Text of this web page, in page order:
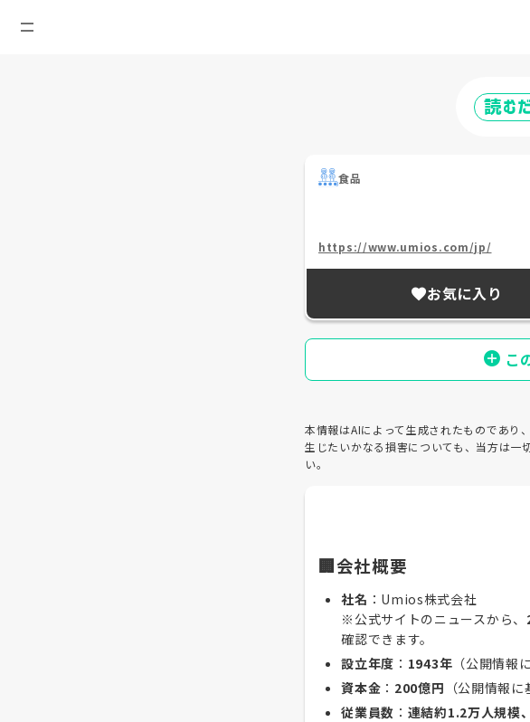
読む
食品
https://www.umios.com/jp/
お気に入り
こ
本情報はAIによって生成されたものであり
生じたいかなる損害についても、当方は一
い。
🏢会社概要
社名 ：Umios株式会社
※公式サイトのニュースから、
確認できます。
設立年度 ： 1943年 （公開情報
資本金 ： 200億円 （公開情報に
従業員数 ： 連結約1.2万人規模